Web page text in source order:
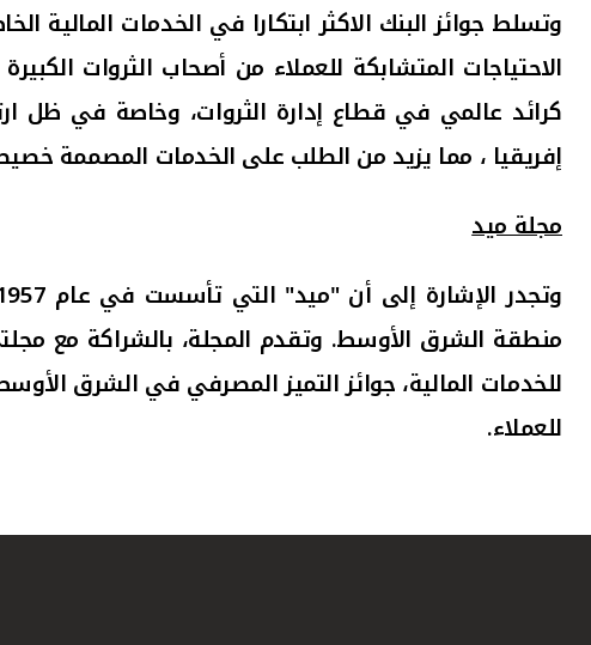
الاحتياجات المتشابكة للعملاء من أصحاب الثروات
كرائد عالمي في قطاع إدارة الثروات، وخاصة في ظل
إفريقيا ، مما يزيد من الطلب على الخدمات المصممة
مجلة ميد
منطقة الشرق الأوسط. وتقدم المجلة، بالشراكة مع
للخدمات المالية، جوائز التميز المصرفي في الشرق
للعملاء.